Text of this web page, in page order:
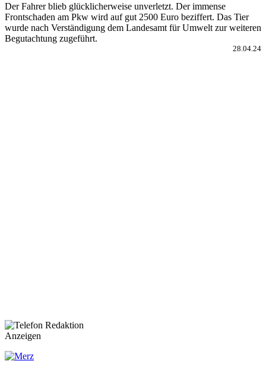
Der Fahrer blieb glücklicherweise unverletzt. Der immense
Frontschaden am Pkw wird auf gut 2500 Euro beziffert. Das Tier
wurde nach Verständigung dem Landesamt für Umwelt zur weiteren
Begutachtung zugeführt.
28.04.24
Anzeigen